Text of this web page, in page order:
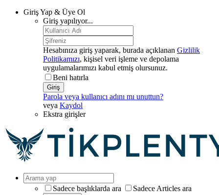
Giriş Yap & Üye Ol
Giriş yapılıyor...
Hesabınıza giriş yaparak, burada açıklanan Gizlilik
Politikamızı, kişisel veri işleme ve depolama
uygulamalarımızı kabul etmiş olursunuz.
Beni hatırla
Giriş
Parola veya kullanıcı adını mı unuttun?
veya Kaydol
Ekstra girişler
Sadece başlıklarda ara Sadece Articles ara